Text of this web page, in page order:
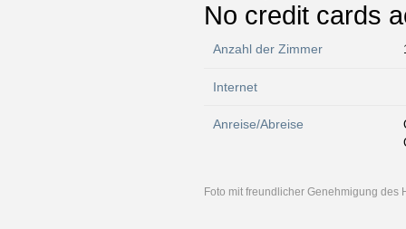
No credit cards
Anzahl der Zimmer
Internet
Anreise/Abreise
Foto mit freundlicher Genehmigung des